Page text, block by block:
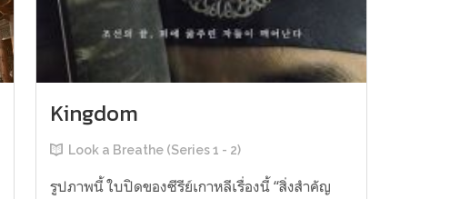
Kingdom
Look a Breathe (Series 1 - 2)
รูปภาพนี้ ใบปิดของซีรีย์เกาหลีเรื่องนี้ “สิ่งสำคัญ